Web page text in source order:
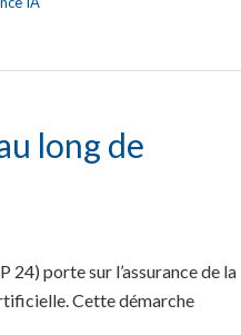
long de
porte sur l’assurance de la
Cette démarche